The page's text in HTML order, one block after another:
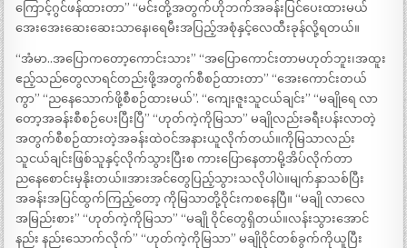
ကြောင့်ဂွင်ဖန်ထားတာ” “မင်းတို့အတွက်ဟိုဘက်အခန်းပြင်ပေးထားမယ်
အေးအေးဆေးဆေးသာနေ၊ရေမီးအပြည့်အစုံနှင့်လေထီးခုန်လို့ရတယ်။
“အံမာ..အပြောကတော့ကောင်းသား” “အပြောကောင်းတာမဟုတ်ဘူး၊အထူး
ဧည့်သည်တွေလာရင်တည်းဖို့အတွက်စီစဉ်ထားတာ” “အေးကောင်းတယ်
ကွာ” “ညနေသောက်ဖို့စီစဉ်ထားမယ်”. “ကျေးဇူးသူငယ်ချင်း” “မချိုရေ လာ
တော့အခန်းစီစဉ်ပေးပြီးပြီ” “ဟုတ်ကဲ့ကိုမြသာ” မချိုလည်းခရီးပန်းလာတဲ့
အတွက်စီစဉ်ထားတဲ့အခန်းထဲဝင်အနားယူလိုက်တယ်။ကိုမြသာလည်း
သူငယ်ချင်းဖြစ်သူနှင့်လိုက်သွားပြီးစ ကားပြောနေတာမို့အိပ်လိုက်တာ
ညနေစောင်းမှနိုးတယ်။အားအင်တွေပြည့်သွားသလိုပါပဲ။မျက်နှာသစ်ပြီး
အခန်းအပြင်ထွက်ကြည့်တော့ ကိုမြသာတို့ဝိုင်းကစနေပြီ။ “မချို လာလေ
အမြည်းစား” “ဟုတ်ကဲ့ကိုမြသာ” “မချို ဝိုင်တွေရှိတယ်။လန်းသွားအောင်
နည်း နည်းသောက်လိုက်” “ဟုတ်ကဲ့ကိုမြသာ” မချိုဝိုင်တစ်ခွက်ကိုယူပြီး